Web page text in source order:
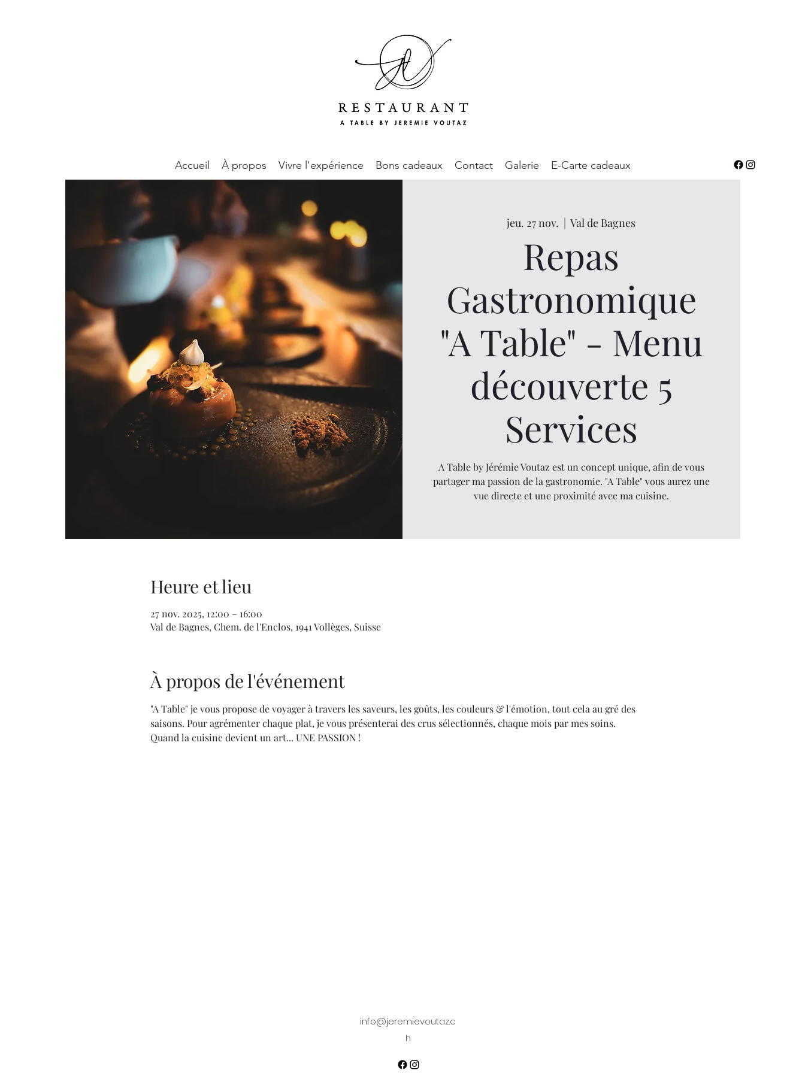
Accueil À propos Vivre l'expérience Bons cadeaux Contact Galerie E-Carte cadeaux
jeu. 27 nov.
  |
Val de Bagnes
Repas
Gastronomique
"A Table" - Menu
découverte 5
Services
A Table by Jérémie Voutaz est un concept unique, afin de vous
partager ma passion de la gastronomie. "A Table" vous aurez une
vue directe et une proximité avec ma cuisine.
Heure et lieu
27 nov. 2025, 12:00 – 16:00
Val de Bagnes, Chem. de l'Enclos, 1941 Vollèges, Suisse
À propos de l'événement
"A Table" je vous propose de voyager à travers les saveurs, les goûts, les couleurs & l'émotion, tout cela au gré des
saisons. Pour agrémenter chaque plat, je vous présenterai des crus sélectionnés, chaque mois par mes soins.
Quand la cuisine devient un art... UNE PASSION !
info@jeremievoutaz.c
h